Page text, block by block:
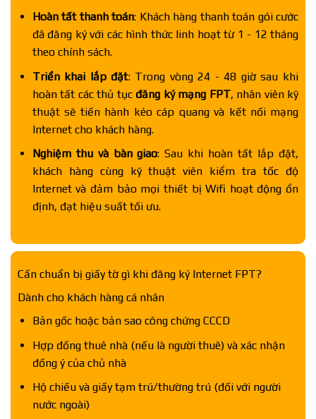
Hoàn tất thanh toán: Khách hàng thanh toán gói cước
đã đăng ký với các hình thức linh hoạt từ 1 - 12 tháng
theo chính sách.
Triển khai lắp đặt: Trong vòng 24 - 48 giờ sau khi
hoàn tất các thủ tục đăng ký mạng FPT, nhân viên kỹ
thuật sẽ tiến hành kéo cáp quang và kết nối mạng
Internet cho khách hàng.
Nghiệm thu và bàn giao: Sau khi hoàn tất lắp đặt,
khách hàng cùng kỹ thuật viên kiểm tra tốc độ
Internet và đảm bảo mọi thiết bị Wifi hoạt động ổn
định, đạt hiệu suất tối ưu.
Cần chuẩn bị giấy tờ gì khi đăng ký Internet FPT?
Dành cho khách hàng cá nhân
Bản gốc hoặc bản sao công chứng CCCD
Hợp đồng thuê nhà (nếu là người thuê) và xác nhận
đồng ý của chủ nhà
Hộ chiếu và giấy tạm trú/thường trú (đối với người
nước ngoài)